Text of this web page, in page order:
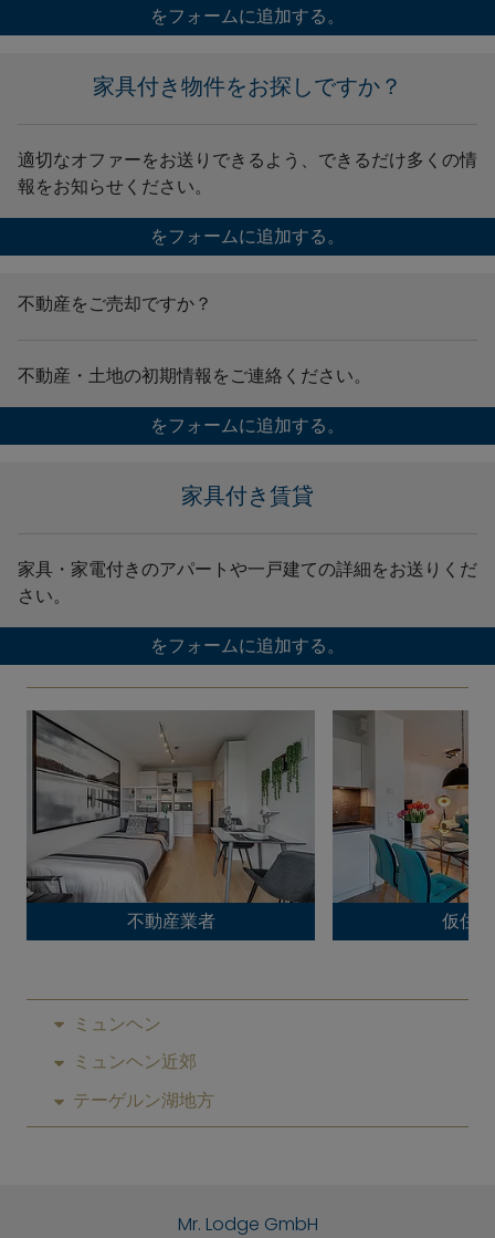
をフォームに追加する。
家具付き物件をお探しですか？
適切なオファーをお送りできるよう、できるだけ多くの情
報をお知らせください。
をフォームに追加する。
不動産をご売却ですか？
不動産・土地の初期情報をご連絡ください。
をフォームに追加する。
家具付き賃貸
家具・家電付きのアパートや一戸建ての詳細をお送りくだ
さい。
をフォームに追加する。
不動産業者 仮住
ミュンヘン
ミュンヘン近郊
テーゲルン湖地方
Mr. Lodge GmbH